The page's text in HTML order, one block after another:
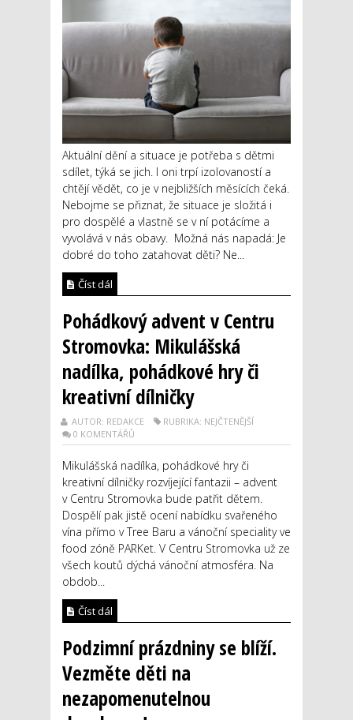
Aktuální dění a situace je potřeba s dětmi
sdílet, týká se jich. I oni trpí izolovaností a
chtějí vědět, co je v nejbližších měsících čeká.
Nebojme se přiznat, že situace je složitá i
pro dospělé a vlastně se v ní potácíme a
vyvolává v nás obavy. Možná nás napadá: Je
dobré do toho zatahovat děti? Ne...
Číst dál
Pohádkový advent v Centru
Stromovka: Mikulášská
nadílka, pohádkové hry či
kreativní dílničky
AUTOR: REDAKCE
RUBRIKA: NEJČTENĚJŠÍ
0 KOMENTÁŘŮ
Mikulášská nadílka, pohádkové hry či
kreativní dílničky rozvíjející fantazii – advent
v Centru Stromovka bude patřit dětem.
Dospělí pak jistě ocení nabídku svařeného
vína přímo v Tree Baru a vánoční speciality ve
food zóně PARKet. V Centru Stromovka už ze
všech koutů dýchá vánoční atmosféra. Na
obdob...
Číst dál
Podzimní prázdniny se blíží.
Vezměte děti na
nezapomenutelnou